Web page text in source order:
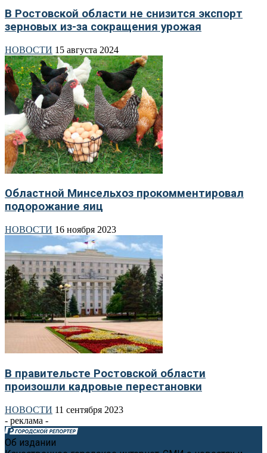
В Ростовской области не снизится экспорт
зерновых из-за сокращения урожая
НОВОСТИ 15 августа 2024
Областной Минсельхоз прокомментировал
подорожание яиц
НОВОСТИ 16 ноября 2023
В правительсте Ростовской области
произошли кадровые перестановки
НОВОСТИ 11 сентября 2023
- реклама -
Об издании